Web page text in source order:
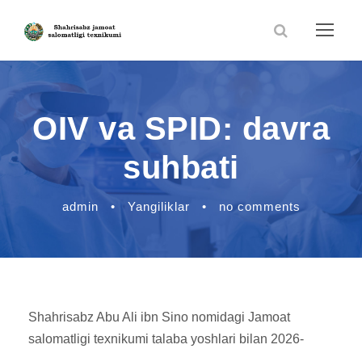
OIV va SPID: davra
suhbati
admin • Yangiliklar • no comments
Shahrisabz Abu Ali ibn Sino nomidagi Jamoat
salomatligi texnikumi talaba yoshlari bilan 2026-